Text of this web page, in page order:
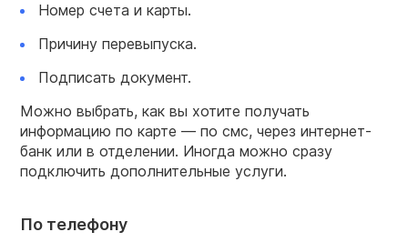
Номер счета и карты.
Причину перевыпуска.
Подписать документ.
Можно выбрать, как вы хотите получать
информацию по карте — по смс, через интернет-
банк или в отделении. Иногда можно сразу
подключить дополнительные услуги.
По телефону